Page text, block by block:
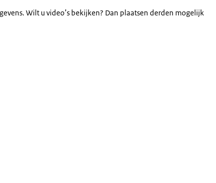
Wilt u video’s bekijken? Dan plaatsen derden mogelijk